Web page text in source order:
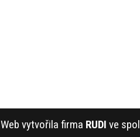
Web vytvořila firma RUDI ve